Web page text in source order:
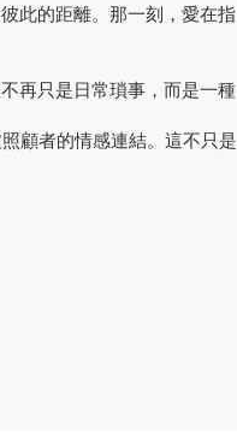
此的距離。那一刻，愛在指
再只是日常瑣事，而是一種
顧者的情感連結。這不只是